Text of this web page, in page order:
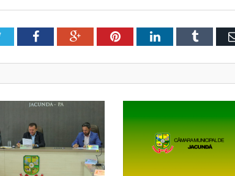
TwitterFacebookGoogle+PinterestLinkedInTumblr